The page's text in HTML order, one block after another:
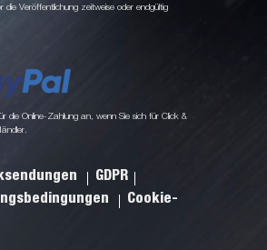
Veröffentlichung zeitweise oder endgültig
die Online-Zahlung an, wenn Sie sich für Click &
GDPR
Cookie-